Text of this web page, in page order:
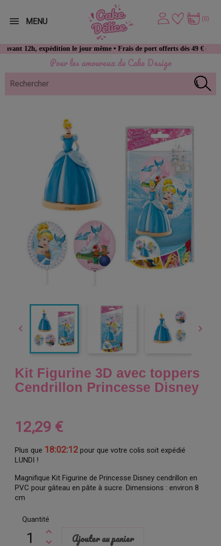
Pour les amoureux du Cake Design
12h, expédition le jour même • Frais de port offerts dès 49 € d’achat
(0)
MENU
 
Kit Figurine 3D avec toppers
Cendrillon Princesse Disney
12,29 €
Plus que 18:02:11 pour que votre colis soit expédié
LUNDI !
Magnifique Kit Figurine de Princesse Disney cendrillon en
PVC pour gâteau en pâte à sucre. Dimensions : environ 8
cm
Quantité
Ajouter au panier